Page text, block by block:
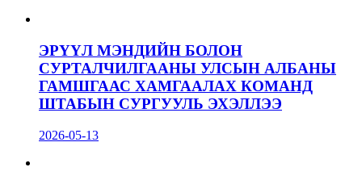
ЭРҮҮЛ МЭНДИЙН БОЛОН
СУРТАЛЧИЛГААНЫ УЛСЫН АЛБАНЫ
ГАМШГААС ХАМГААЛАХ КОМАНД
ШТАБЫН СУРГУУЛЬ ЭХЭЛЛЭЭ
2026-05-13